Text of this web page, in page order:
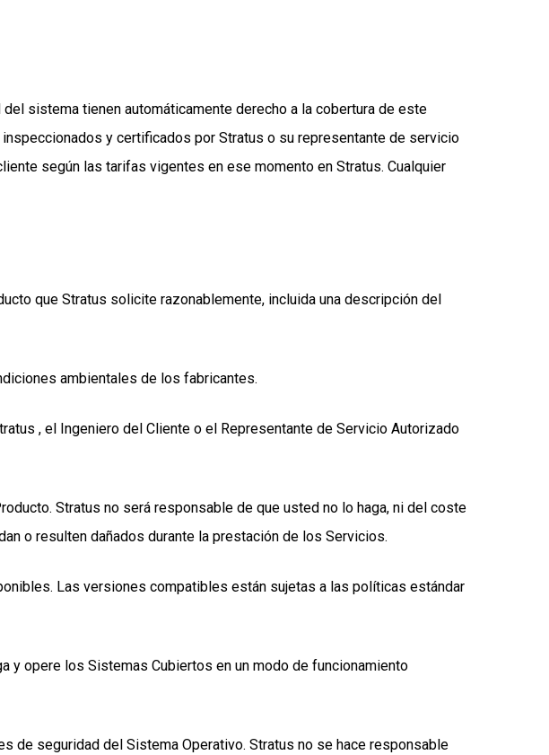
sistema tienen automáticamente derecho a la cobertura de este
y certificados por Stratus o su representante de servicio
según las tarifas vigentes en ese momento en Stratus. Cualquier
que Stratus solicite razonablemente, incluida una descripción del
ambientales de los fabricantes.
, el Ingeniero del Cliente o el Representante de Servicio Autorizado
Stratus no será responsable de que usted no lo haga, ni del coste
o resulten dañados durante la prestación de los Servicios.
Las versiones compatibles están sujetas a las políticas estándar
y opere los Sistemas Cubiertos en un modo de funcionamiento
de seguridad del Sistema Operativo. Stratus no se hace responsable